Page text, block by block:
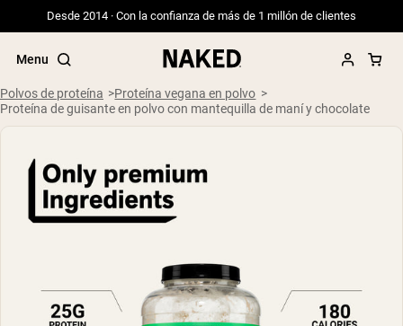
Desde 2014 · Con la confianza de más de 1 millón de clientes
Menu
Términos de Búsqueda Populares
”Protein Powder“
”Micellar Casein“
Polvos de proteína
Proteína vegana en polvo
Proteína de guisante en polvo con mantequilla de maní y chocolate